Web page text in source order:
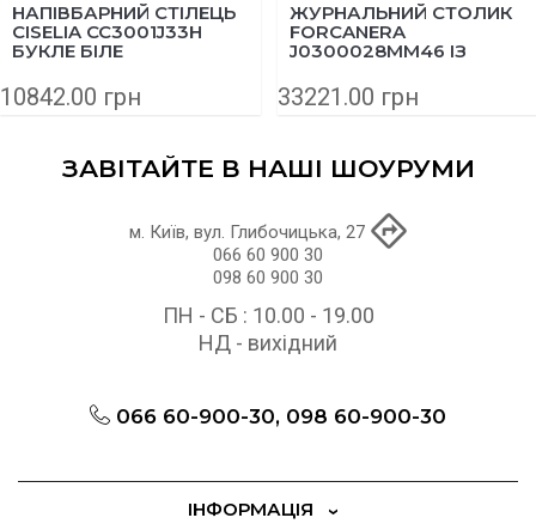
НАПІВБАРНИЙ СТІЛЕЦЬ
CISELIA CC3001J33H
БУКЛЕ БІЛЕ
10842.00 грн
ЖУРНАЛЬНИЙ СТОЛИК
FORCANERA
J0300028MM46 ІЗ
СМ
33221.00 грн
ЗАВІТАЙТЕ В НАШІ ШОУРУМИ
м. Київ, вул. Глибочицька, 27
066 60 900 30
098 60 900 30
ПН - СБ : 10.00 - 19.00
НД - вихідний
066 60-900-30, 098 60-900-30
ІНФОРМАЦІЯ